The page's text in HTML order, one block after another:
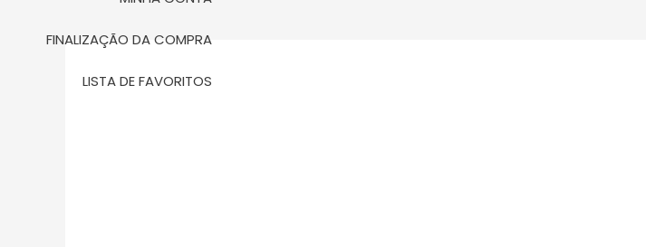
FINALIZAÇÃO DA COMPRA
LISTA DE FAVORITOS